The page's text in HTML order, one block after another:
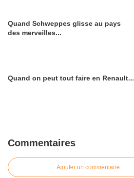
Quand Schweppes glisse au pays
des merveilles...
Quand on peut tout faire en Renault...
Commentaires
Ajouter un commentaire